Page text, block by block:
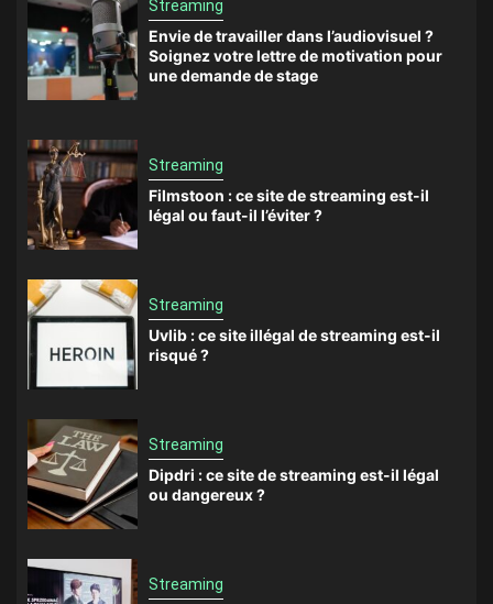
Streaming
Envie de travailler dans l’audiovisuel ?
Soignez votre lettre de motivation pour
une demande de stage
Streaming
Filmstoon : ce site de streaming est-il
légal ou faut-il l’éviter ?
Streaming
Uvlib : ce site illégal de streaming est-il
risqué ?
Streaming
Dipdri : ce site de streaming est-il légal
ou dangereux ?
Streaming